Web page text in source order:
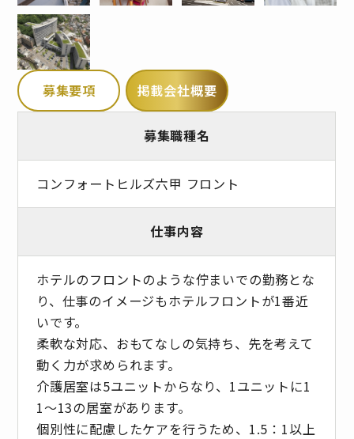
募集要項 掲載会社概要
募集職種名
コンフォートヒルズ六甲 フロント
仕事内容
ホテルのフロントのような佇まいでの勤務とな
り、仕事のイメージもホテルフロントが1番近
いです。
柔軟な対応、おもてなしの気持ち、先を考えて
動く力が求められます。
介護居室は5ユニットからなり、1ユニットに1
1～13の居室があります。
個別性に配慮したケアを行うため、1.5：1以上